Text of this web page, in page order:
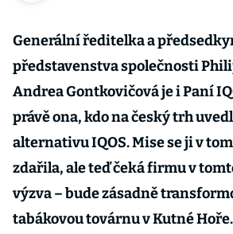
Generální ředitelka a
představenstva společnosti
Andrea Gontkovičová je i Paní
právě ona, kdo na český trh
alternativu IQOS. Mise se ji v
zdařila, ale teď čeká firmu v
výzva – bude zásadně
tabákovou továrnu v Kutné Hoře.